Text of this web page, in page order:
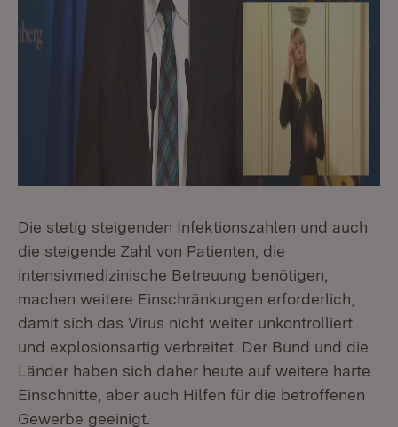
Die stetig steigenden Infektionszahlen und auch
die steigende Zahl von Patienten, die
intensivmedizinische Betreuung benötigen,
machen weitere Einschränkungen erforderlich,
damit sich das Virus nicht weiter unkontrolliert
und explosionsartig verbreitet. Der Bund und die
Länder haben sich daher heute auf weitere harte
Einschnitte, aber auch Hilfen für die betroffenen
Gewerbe geeinigt.